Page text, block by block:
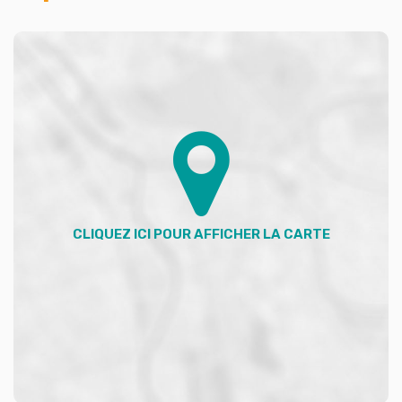
Le chauffage de ville assure une température agréable
en toutes saisons, tandis que l'assainissement
conforme garantit une tranquillité d'esprit totale. Avec
ses 5 pièces cette maison est conçue pour s'adapter à
votre mode de vie, que vous soyez une famille en